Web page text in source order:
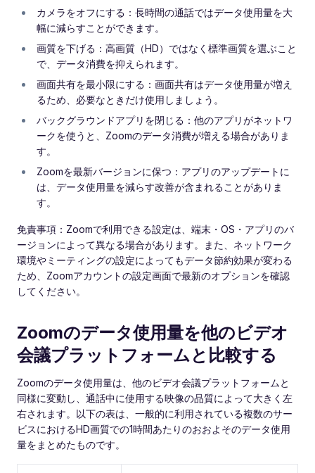
カメラをオフにする：長時間の通話ではデータ使用量を大
幅に減らすことができます。
画質を下げる：高画質（HD）ではなく標準画質を選ぶこと
で、データ消費を抑えられます。
画面共有を最小限にする：画面共有はデータ使用量が増え
るため、必要なときだけ使用しましょう。
バックグラウンドアプリを閉じる：他のアプリがネットワ
ークを使うと、Zoomのデータ消費が増える場合がありま
す。
Zoomを最新バージョンに保つ：アプリのアップデートに
は、データ使用量を減らす改善が含まれることがありま
す。
免責事項：Zoomで利用できる設定は、端末・OS・アプリのバ
ージョンによって異なる場合があります。また、ネットワーク
環境やミーティングの設定によってもデータ節約効果が変わる
ため、Zoomアカウントの設定画面で最新のオプションを確認
してください。
Zoomのデータ使用量を他のビデオ
会議プラットフォームと比較する
Zoomのデータ使用量は、他のビデオ会議プラットフォームと
同様に変動し、通話中に使用する映像の品質によって大きく左
右されます。以下の表は、一般的に利用されている複数のサー
ビスにおけるHD画質での1時間あたりのおおよそのデータ使用
量をまとめたものです。